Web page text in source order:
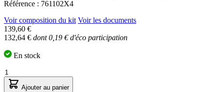
Référence : 761102X4
Voir composition du kit Voir les documents
Le
prix
des
choisies
132,64 € dont 0,19 € d'éco participation
139,60 €
En stock
Quantité
Ajouter au panier